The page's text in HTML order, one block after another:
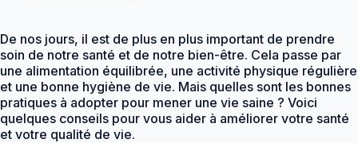
De nos jours, il est de plus en plus important de prendre
soin de notre santé et de notre bien-être. Cela passe par
une alimentation équilibrée, une activité physique régulière
et une bonne hygiène de vie. Mais quelles sont les bonnes
pratiques à adopter pour mener une vie saine ? Voici
quelques conseils pour vous aider à améliorer votre santé
et votre qualité de vie.